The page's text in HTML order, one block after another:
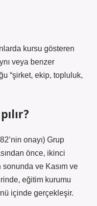
kursu gösteren
veya benzer
“şirket, ekip, topluluk,
onayı) Grup
önce, ikinci
sonunda ve Kasım ve
eğitim kurumu
içinde gerçekleşir.